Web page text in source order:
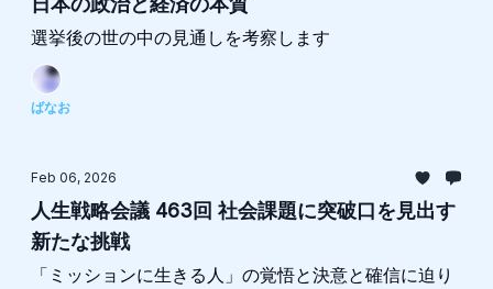
選挙後の世の中の見通しを考察します
ばなお
Feb 06, 2026
人生戦略会議 463回 社会課題に突破口を見出す
新たな挑戦
「ミッションに生きる人」の覚悟と決意と確信に迫り